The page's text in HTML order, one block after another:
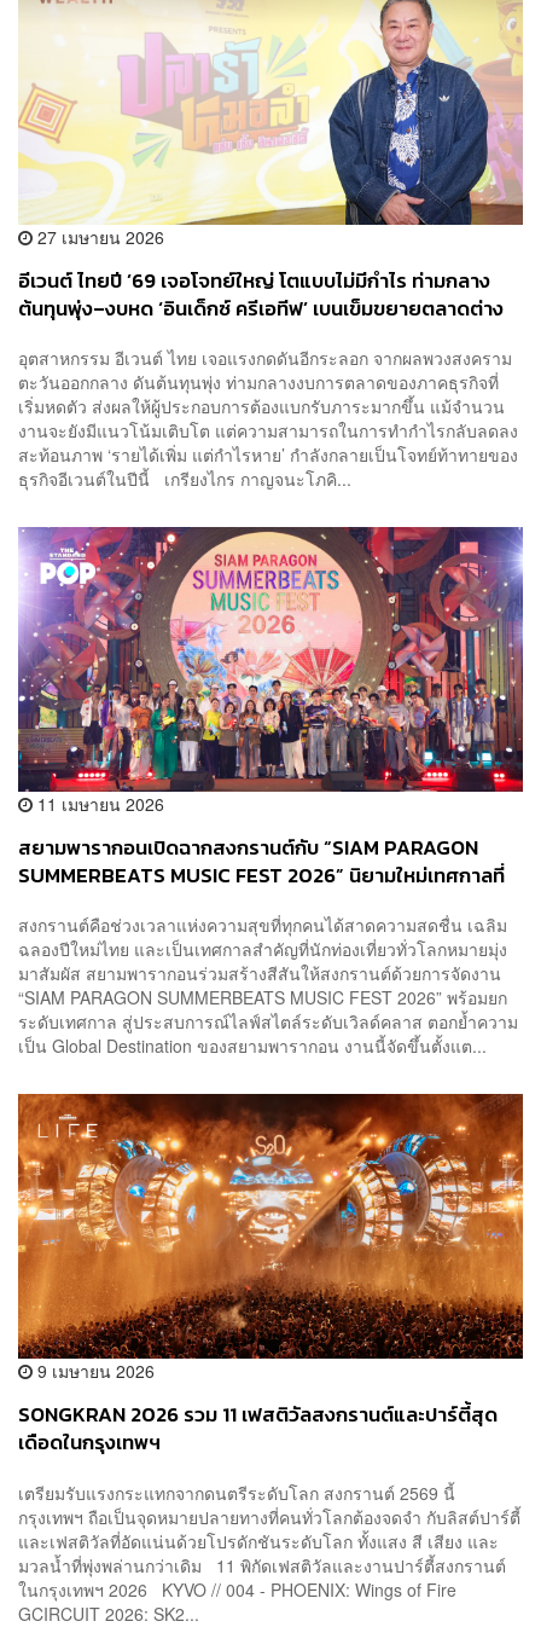
27 เมษายน 2026
อีเวนต์ ไทยปี ’69 เจอโจทย์ใหญ่ โตแบบไม่มีกำไร ท่ามกลาง
ต้นทุนพุ่ง–งบหด ‘อินเด็กซ์ ครีเอทีฟ’ เบนเข็มขยายตลาดต่าง
อุตสาหกรรม อีเวนต์ ไทย เจอแรงกดดันอีกระลอก จากผลพวงสงคราม
ตะวันออกกลาง ดันต้นทุนพุ่ง ท่ามกลางงบการตลาดของภาคธุรกิจที่
เริ่มหดตัว ส่งผลให้ผู้ประกอบการต้องแบกรับภาระมากขึ้น แม้จำนวน
งานจะยังมีแนวโน้มเติบโต แต่ความสามารถในการทำกำไรกลับลดลง
สะท้อนภาพ ‘รายได้เพิ่ม แต่กำไรหาย’ กำลังกลายเป็นโจทย์ท้าทายของ
ธุรกิจอีเวนต์ในปีนี้ เกรียงไกร กาญจนะโภคิ...
11 เมษายน 2026
สยามพารากอนเปิดฉากสงกรานต์กับ “SIAM PARAGON
SUMMERBEATS MUSIC FEST 2026” นิยามใหม่เทศกาลที่
สงกรานต์คือช่วงเวลาแห่งความสุขที่ทุกคนได้สาดความสดชื่น เฉลิม
ฉลองปีใหม่ไทย และเป็นเทศกาลสำคัญที่นักท่องเที่ยวทั่วโลกหมายมุ่ง
มาสัมผัส สยามพารากอนร่วมสร้างสีสันให้สงกรานต์ด้วยการจัดงาน
“SIAM PARAGON SUMMERBEATS MUSIC FEST 2026” พร้อมยก
ระดับเทศกาล สู่ประสบการณ์ไลฟ์สไตล์ระดับเวิลด์คลาส ตอกย้ำความ
เป็น Global Destination ของสยามพารากอน งานนี้จัดขึ้นตั้งแต...
9 เมษายน 2026
SONGKRAN 2026 รวม 11 เฟสติวัลสงกรานต์และปาร์ตี้สุด
เดือดในกรุงเทพฯ
เตรียมรับแรงกระแทกจากดนตรีระดับโลก สงกรานต์ 2569 นี้
กรุงเทพฯ ถือเป็นจุดหมายปลายทางที่คนทั่วโลกต้องจดจำ กับลิสต์ปาร์ตี้
และเฟสติวัลที่อัดแน่นด้วยโปรดักชันระดับโลก ทั้งแสง สี เสียง และ
มวลน้ำที่พุ่งพล่านกว่าเดิม 11 พิกัดเฟสติวัลและงานปาร์ตี้สงกรานต์
ในกรุงเทพฯ 2026 KYVO // 004 - PHOENIX: Wings of Fire
GCIRCUIT 2026: SK2...